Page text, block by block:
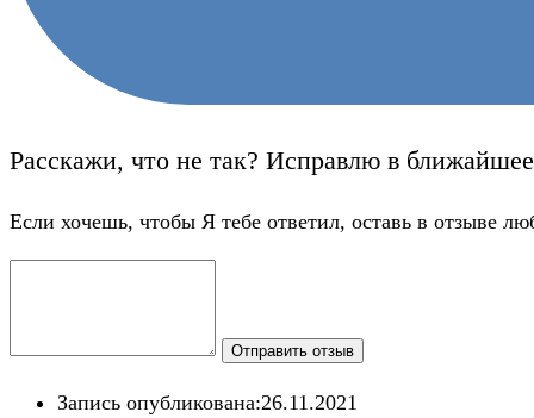
Расскажи, что не так? Исправлю в
Если хочешь, чтобы Я тебе ответил, оставь в отзыве
Отправить отзыв
Запись опубликована:26.11.2021